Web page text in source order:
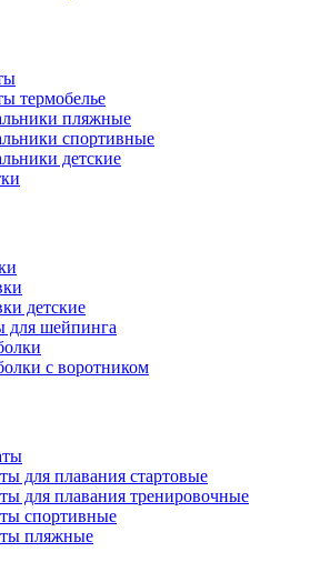
термобелье
пляжные
спортивные
детские
детские
для шейпинга
с воротником
для плавания стартовые
для плавания тренировочные
спортивные
пляжные